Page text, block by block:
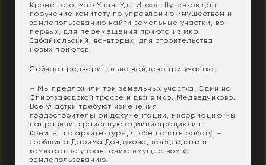
Кроме того, мэр Улан-Удэ Игорь Шутенков дал
поручение комитету по управлению имуществом и
землепользованию найти земельные участки , во-
первых, для перемещения приюта из мкр.
Забайкальский, во-вторых, для строительства
новых приютов.
Сейчас предварительно найдено три участка.
– Мы предложили три земельных участка. Один на
Спиртзаводской трассе и два в мкр. Медведчиково.
Все участки требуют изменения
градостроительной документации, информацию мы
направили в районную администрацию и в
Комитет по архитектуре, чтобы начать работу, –
сообщила Дарима Дондукова, председатель
комитета по управлению имуществом и
землепользованию.